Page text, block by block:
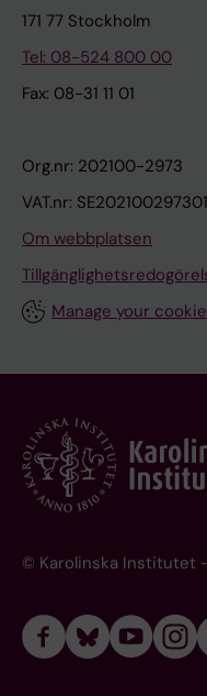
171 77 Stockholm
Tel: 08-524 800 00
Fax: 08-31 11 01
Org.nr: 202100-2973
VAT.nr: SE202100297301
Om webbplatsen
Manage your
© Karolinska Institutet